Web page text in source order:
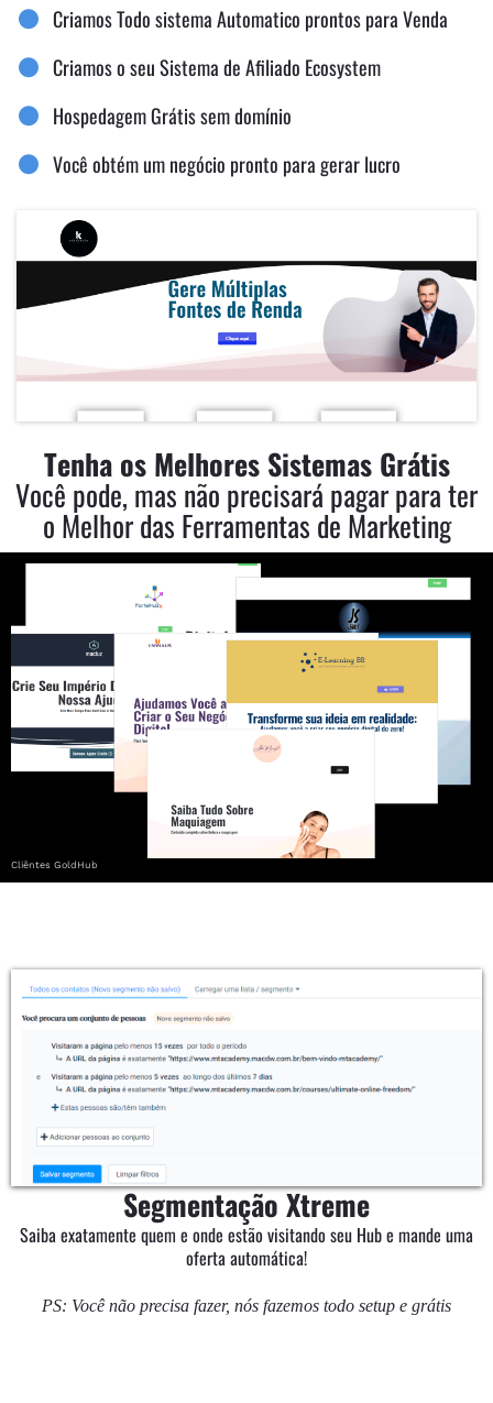
Criamos Todo sistema Automatico prontos para Venda
Criamos o seu Sistema de Afiliado Ecosystem
Hospedagem Grátis sem domínio
Você obtém um negócio pronto para gerar lucro
Tenha os Melhores Sistemas Grátis
Você pode, mas não precisará pagar para ter
o Melhor das Ferramentas de Marketing
Cliêntes GoldHub
Segmentação Xtreme
Saiba exatamente quem e onde estão visitando seu Hub e mande uma
oferta automática!
PS: Você não precisa fazer, nós fazemos todo setup e grátis